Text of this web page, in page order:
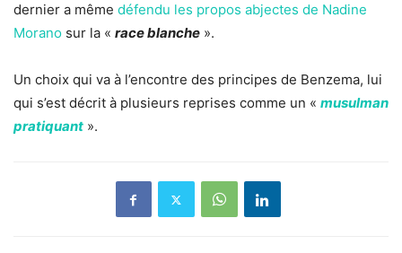
dernier a même défendu les propos abjectes de Nadine
Morano sur la « race blanche ».
Un choix qui va à l’encontre des principes de Benzema, lui
qui s’est décrit à plusieurs reprises comme un « musulman
pratiquant ».